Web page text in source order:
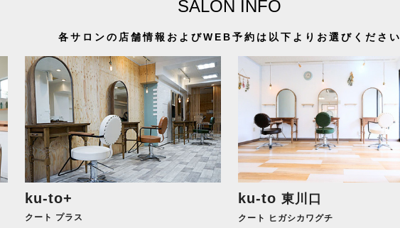
SALON INFO
各サロンの店舗情報およびWEB予約は以下よりお選びください
ku-to+
クート プラス
ku-to 東川口
クート ヒガシカワグチ